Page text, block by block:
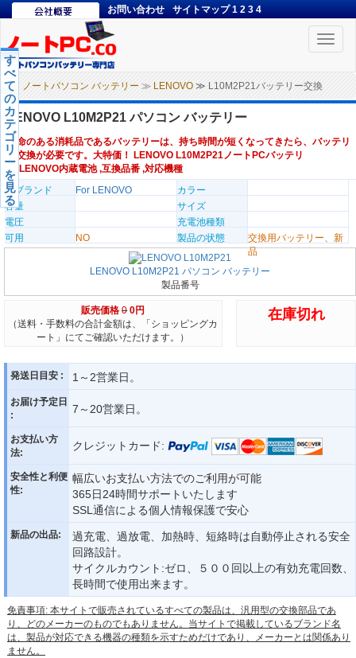
お問い合わせ サイトマップ 1 2 3 4
Toggle
ノートパソコン バッテリー ≫ LENOVO ≫ L10M2P21バッテリー交換
す
べ
て
の
カ
テ
ゴ
リ
ー
を
見
る
LENOVO L10M2P21 パソコン バッテリー
寿命のある消耗品であるバッテリーは、持ち時間が短くなってきたら、バッテリ
ー交換が必要です。大特価！ LENOVO L10M2P21ノートPCバッテリ
ー,LENOVO内蔵電池 ,互換品番 ,対応機種
のブランド
For LENOVO
カラー
容量
サイズ
電圧
充電池種類
可用
NO 製品の状態
交換用バッテリー、新
品
LENOVO L10M2P21 パソコン バッテリー
製品番号
販売価格 0 0円
（送料・手数料の合計金額は、「ショッピングカ
ート」にてご確認いただけます。）
在庫切れ
発送日目安 : 1～2営業日。
お届け予定日
:
7～20営業日。
お支払い方
法:
クレジットカード:
安全性と利便
性:
幅広いお支払い方法でのご利用が可能
365日24時間サポートいたします
SSL通信による個人情報保護で安心
新品の出品:
過充電、過放電、加熱時、短絡時は自動停止される安全
回路設計。
サイクルカウント:ゼロ、５００回以上の有効充電回数、
長時間で使用出来ます。
免責事項: 本サイトで販売されているすべての製品は、汎用型の交換部品であ
り、どのメーカーのものでもありません。当サイトで掲載しているブランド名
は、製品が対応できる機器の種類を示すためだけであり、メーカーとは関係あり
ません。